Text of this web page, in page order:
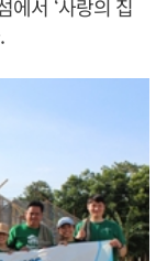
에서 ‘사랑의 집